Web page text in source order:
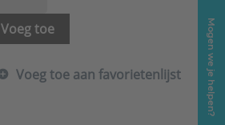
Mogen we je helpen?
Voeg toe
Voeg toe aan favorietenlijst